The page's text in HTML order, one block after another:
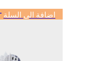
اضافة الى السلة